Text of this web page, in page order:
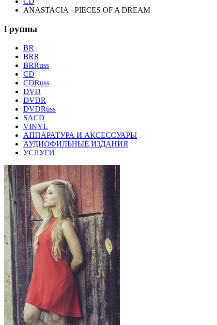
ANASTACIA - PIECES OF A DREAM
Группы
BR
BRR
BRRuss
CD
CDRuss
DVD
DVDR
DVDRuss
SACD
VINYL
АППАРАТУРА И АКСЕССУАРЫ
АУДИОФИЛЬНЫЕ ИЗДАНИЯ
УСЛУГИ